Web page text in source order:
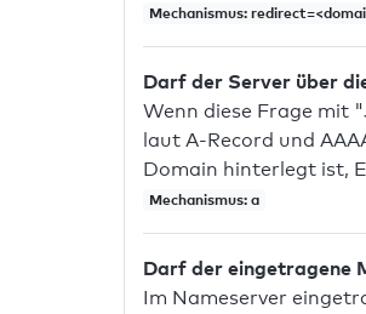
Mechanismus:
Darf der Server über
Wenn diese Frage mit
laut A-Record und
Domain hinterlegt ist,
Mechanismus: a
Darf der eingetragene
Im Nameserver